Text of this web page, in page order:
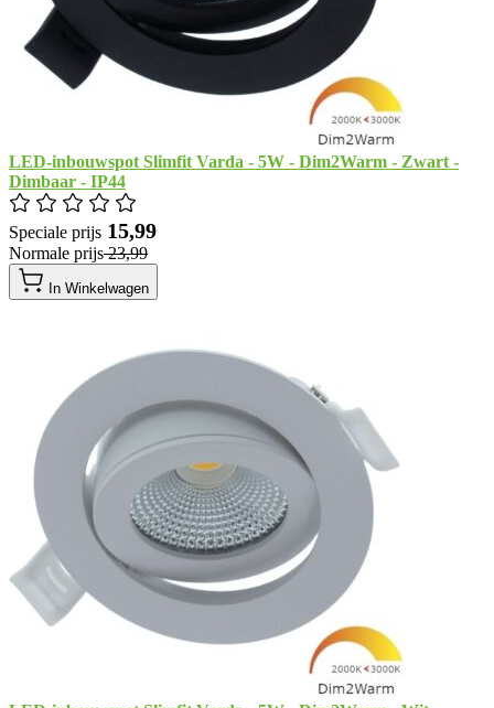
LED-inbouwspot Slimfit Varda - 5W - Dim2Warm - Zwart -
Dimbaar - IP44
Speciale prijs ​ 15,99
Normale prijs​ 23,99
In Winkelwagen